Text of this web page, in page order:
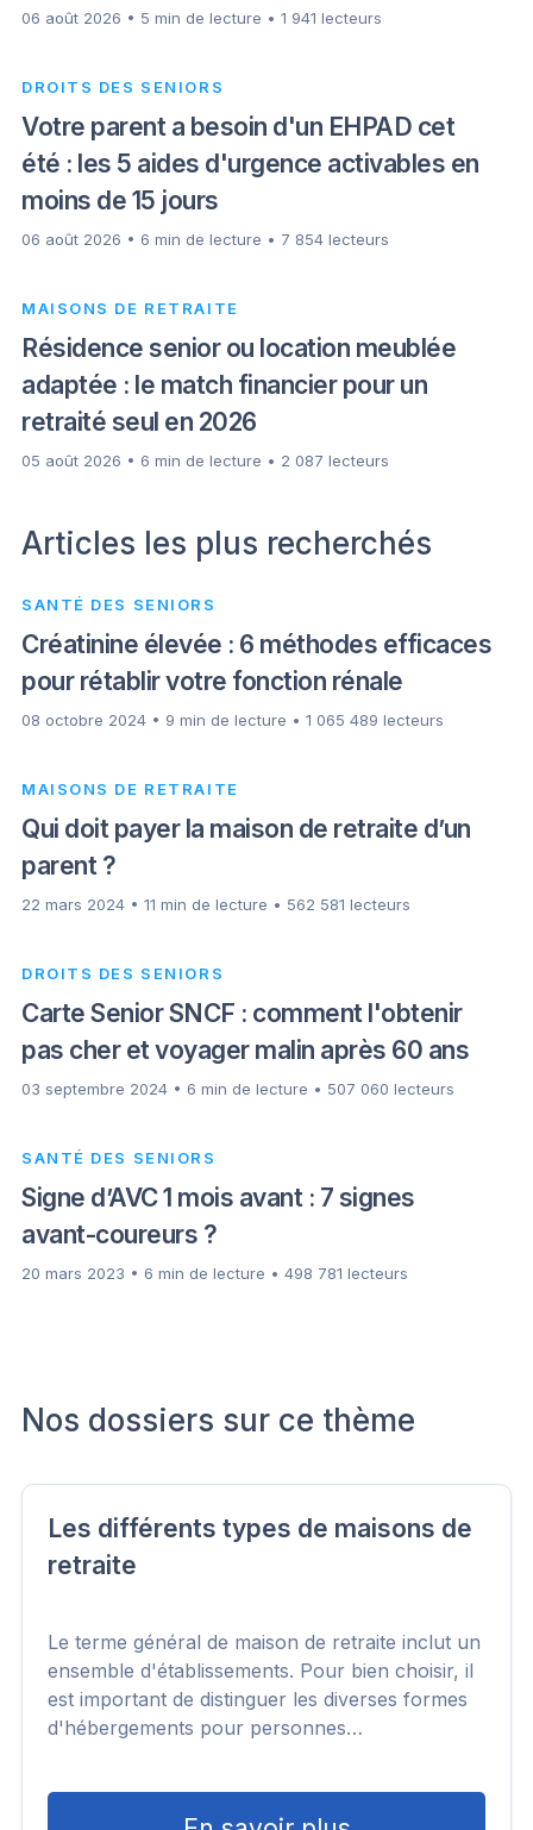
06 août 2026 • 5 min de lecture • 1 941 lecteurs
DROITS DES SENIORS
Votre parent a besoin d'un EHPAD cet
été : les 5 aides d'urgence activables en
moins de 15 jours
06 août 2026 • 6 min de lecture • 7 854 lecteurs
MAISONS DE RETRAITE
Résidence senior ou location meublée
adaptée : le match financier pour un
retraité seul en 2026
05 août 2026 • 6 min de lecture • 2 087 lecteurs
Articles les plus recherchés
SANTÉ DES SENIORS
Créatinine élevée : 6 méthodes efficaces
pour rétablir votre fonction rénale
08 octobre 2024 • 9 min de lecture • 1 065 489 lecteurs
MAISONS DE RETRAITE
Qui doit payer la maison de retraite d’un
parent ?
22 mars 2024 • 11 min de lecture • 562 581 lecteurs
DROITS DES SENIORS
Carte Senior SNCF : comment l'obtenir
pas cher et voyager malin après 60 ans
03 septembre 2024 • 6 min de lecture • 507 060 lecteurs
SANTÉ DES SENIORS
Signe d’AVC 1 mois avant : 7 signes
avant-coureurs ?
20 mars 2023 • 6 min de lecture • 498 781 lecteurs
Nos dossiers sur ce thème
Les différents types de maisons de
retraite
Le terme général de maison de retraite inclut un
ensemble d'établissements. Pour bien choisir, il
est important de distinguer les diverses formes
d'hébergements pour personnes…